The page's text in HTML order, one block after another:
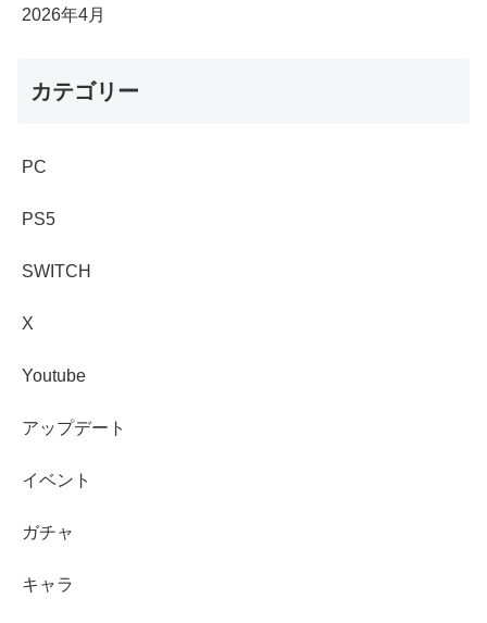
2026年4月
カテゴリー
PC
PS5
SWITCH
X
Youtube
アップデート
イベント
ガチャ
キャラ